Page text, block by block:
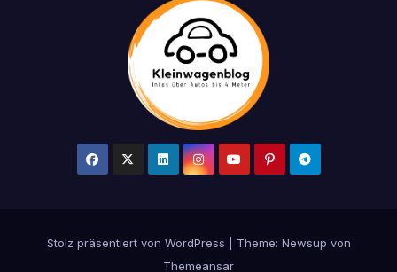
Stolz präsentiert von WordPress
Theme: Newsup von
Themeansar